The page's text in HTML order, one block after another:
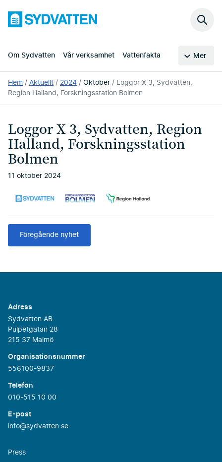
huvudinnehållet
Sydvatten
Om Sydvatten Vår verksamhet Vattenfakta Mer
Sök
Du
är
här:
Hem Aktuellt 2024 Oktober
Loggor X 3, Sydvatten,
Region Halland, Forskningsstation Bolmen
Loggor X 3, Sydvatten, Region
Halland, Forskningsstation
Bolmen
11 oktober 2024
Föregående nyhet
Adress
Sydvatten AB
Pulpetgatan 28
215 37 Malmö
Organisationsnummer
556100-9837
Telefon
010-515 10 00
E-post
info@sydvatten.se
Press